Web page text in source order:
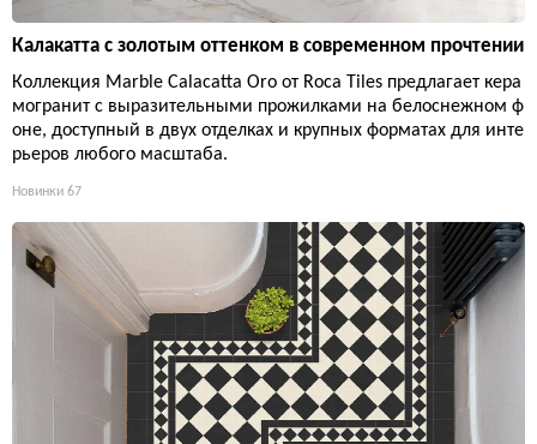
Калакатта с золотым оттенком в современном прочтении
Коллекция Marble Calacatta Oro от Roca Tiles предлагает кера
могранит с выразительными прожилками на белоснежном ф
оне, доступный в двух отделках и крупных форматах для инте
рьеров любого масштаба.
Новинки 67